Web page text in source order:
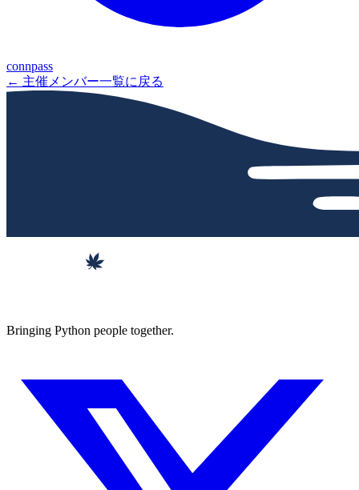
connpass
← 主催メンバー一覧に戻る
Bringing Python people together.